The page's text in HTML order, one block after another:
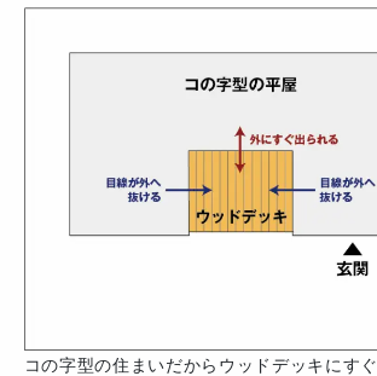
コの字型の住まいだからウッドデッキにす